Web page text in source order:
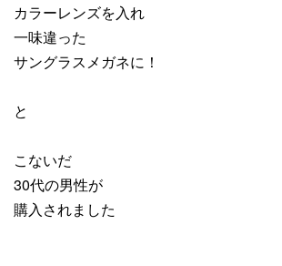
カラーレンズを入れ
一味違った
サングラスメガネに！
と
こないだ
30代の男性が
購入されました